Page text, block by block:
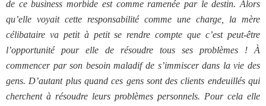
de ce business morbide est comme ramenée par le destin. Alors
qu’elle voyait cette responsabilité comme une charge, la mère
célibataire va petit à petit se rendre compte que c’est peut-être
l’opportunité pour elle de résoudre tous ses problèmes ! À
commencer par son besoin maladif de s’immiscer dans la vie des
gens. D’autant plus quand ces gens sont des clients endeuillés qui
cherchent à résoudre leurs problèmes personnels. Pour cela elle